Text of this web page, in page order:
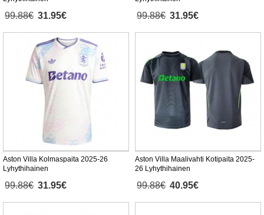
99.88€ 31.95€ 99.88€ 31.95€
Aston Villa Kolmaspaita 2025-26
Lyhythihainen
99.88€ 31.95€
Aston Villa Maalivahti Kotipaita 2025-
26 Lyhythihainen
99.88€ 40.95€